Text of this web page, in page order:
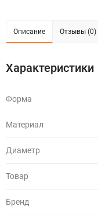
Описание Отзывы (0)
Характеристики
Форма
Материал
Диаметр
Товар
Бренд